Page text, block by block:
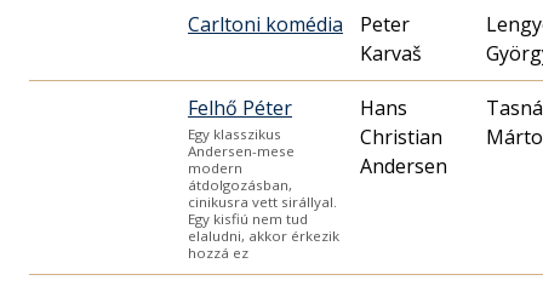
Carltoni komédia
Peter
Karvaš
Felhő Péter
Egy klasszikus
Andersen-mese
modern
átdolgozásban,
cinikusra vett sirállyal.
Egy kisfiú nem tud
elaludni, akkor érkezik
hozzá ez
Hans
Christian
Andersen